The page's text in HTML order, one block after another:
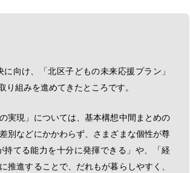
向け、「北区子どもの未来応援プラン」
組みを進めてきたところです。
実現」については、基本構想中間まとめの
別などにかかわらず、さまざまな個性が尊
てる能力を十分に発揮できる」や、「経
推進することで、だれもが暮らしやすく、